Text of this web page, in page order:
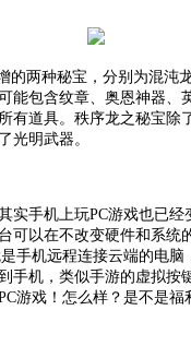
的两种秘宝，分别为混沌
能包含纹章、奥恩神器、
有道具。秩序龙之秘宝除
光明武器。
实手机上玩PC游戏也已经
可以在不改变硬件和系统
手机远程连接云端的电脑
手机，类似手游的虚拟按
游戏！怎么样？是不是福